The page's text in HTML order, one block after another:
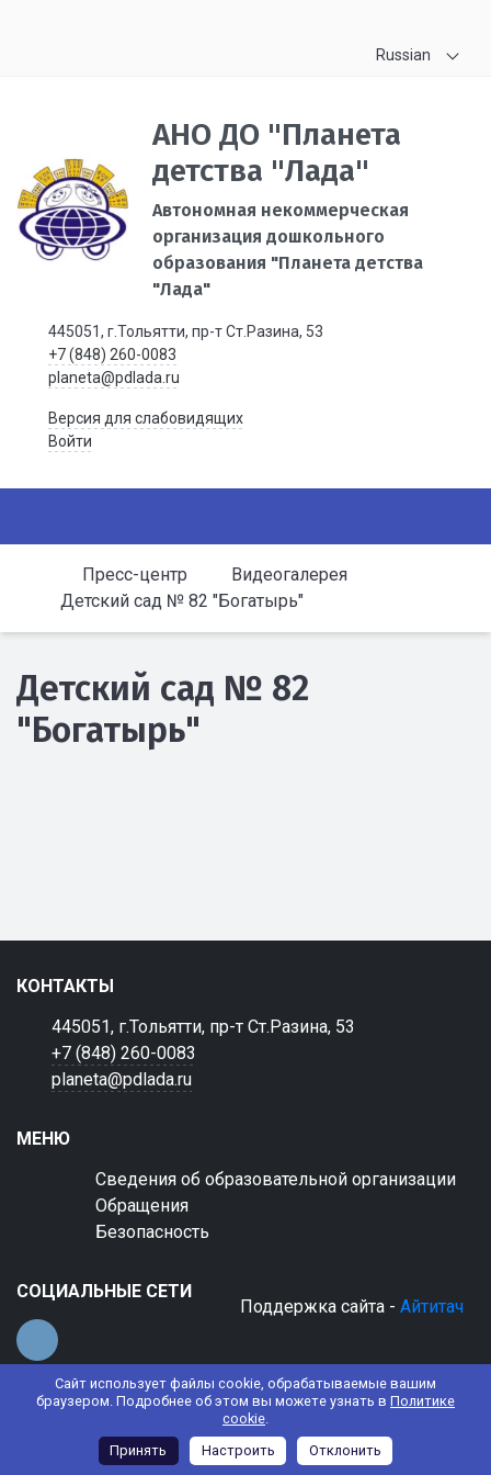
Сайт использует файлы cookie, обрабатываемые вашим
браузером. Подробнее об этом вы можете узнать в Политике
cookie.
Принять
Настроить Отклонить
Russian
АНО ДО "Планета
детства "Лада"
Автономная некоммерческая
организация дошкольного
образования "Планета детства
"Лада"
445051, г.Тольятти, пр-т Ст.Разина, 53
+7 (848) 260-0083
planeta@pdlada.ru
Версия для слабовидящих
Войти
Пресс-центр
Видеогалерея
Детский сад № 82 "Богатырь"
Детский сад № 82
"Богатырь"
КОНТАКТЫ
445051, г.Тольятти, пр-т Ст.Разина, 53
+7 (848) 260-0083
planeta@pdlada.ru
МЕНЮ
Сведения об образовательной организации
Обращения
Безопасность
СОЦИАЛЬНЫЕ СЕТИ
Поддержка сайта - Айтитач
© 2022 АНО ДО "Планета детства "Лада"